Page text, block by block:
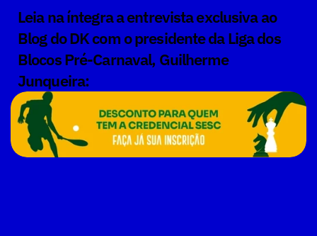
Leia na íntegra a entrevista exclusiva ao
Blog do DK com o presidente da Liga dos
Blocos Pré-Carnaval, Guilherme
Junqueira: